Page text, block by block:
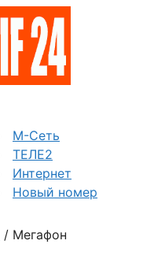
М-Сеть
ТЕЛЕ2
Интернет
Новый номер
/ Мегафон